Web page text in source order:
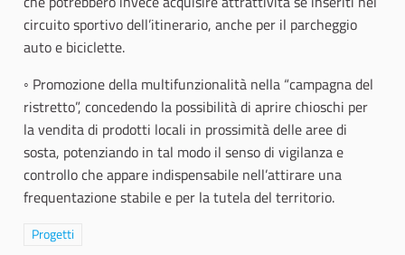
circuito sportivo dell’itinerario, anche per il parcheggio
auto e biciclette.
◦ Promozione della multifunzionalità nella “campagna del
ristretto”, concedendo la possibilità di aprire chioschi per
la vendita di prodotti locali in prossimità delle aree di
sosta, potenziando in tal modo il senso di vigilanza e
controllo che appare indispensabile nell’attirare una
frequentazione stabile e per la tutela del territorio.
Resultados al filtrar por la categoría: Progetti
Progetti